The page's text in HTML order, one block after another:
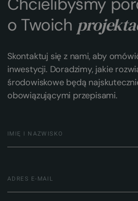
o Twoich
Skontaktuj się z nami, aby
inwestycji. Doradzimy, jakie
środowiskowe będą
obowiązującymi przepisami.